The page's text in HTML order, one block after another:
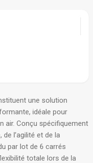
une solution
idéale pour
air. Conçu spécifiquement
l’agilité et de la
par lot de 6 carrés
totale lors de la